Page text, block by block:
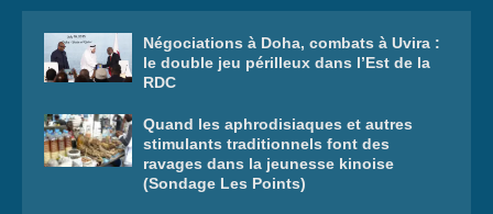
Négociations à Doha, combats à Uvira :
le double jeu périlleux dans l’Est de la
RDC
Quand les aphrodisiaques et autres
stimulants traditionnels font des
ravages dans la jeunesse kinoise
(Sondage Les Points)